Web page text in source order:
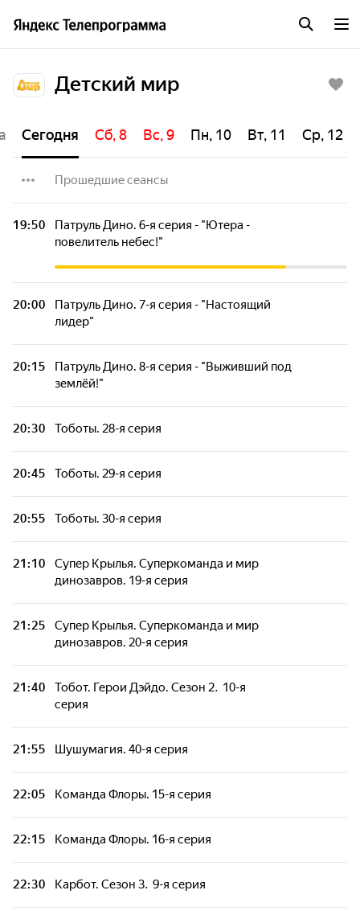
Детский мир
Сегодня Сб, 8 Вс, 9 Пн, 10 Вт, 11 Ср, 12
Прошедшие сеансы
Команда МАТЧ. 6-я серия
Команда МАТЧ. 7-я серия
Команда МАТЧ. 8-я серия
Цветняшки. Сезон 2. 2-я серия - "Клад"
Цветняшки. Сезон 2. 3-я серия -
"Волейбол"
Цветняшки. Сезон 2. 4-я серия - "Цирк"
Пакман в мире привидений. 23-я серия -
"Большая погоня"
Пакман в мире привидений. 24-я серия -
"Печальный робот"
Пакман в мире привидений. 25-я серия -
"Шпион, который меня уменьшил"
Забезу. Уши с хвостиком. 25-я серия -
"Подарок для Деда Мороза, 1-я часть"
Карбот. Кунг. 19-я серия
Карбот. Кунг. 20-я серия
Край Бебис Мэджик Тирс. Сезон 6. 8-я
серия
Край Бебис Мэджик Тирс. Сезон 6. 9-я
19:50
Патруль Дино. 6-я серия - "Ютера -
повелитель небес!"
20:00
Патруль Дино. 7-я серия - "Настоящий
лидер"
20:15
Патруль Дино. 8-я серия - "Выживший под
землёй!"
20:30 Тоботы. 28-я серия
20:45 Тоботы. 29-я серия
20:55 Тоботы. 30-я серия
21:10
Супер Крылья. Суперкоманда и мир
динозавров. 19-я серия
21:25
Супер Крылья. Суперкоманда и мир
динозавров. 20-я серия
21:40
Тобот. Герои Дэйдо. Сезон 2. 10-я
серия
21:55 Шушумагия. 40-я серия
22:05 Команда Флоры. 15-я серия
22:15 Команда Флоры. 16-я серия
22:30 Карбот. Сезон 3. 9-я серия